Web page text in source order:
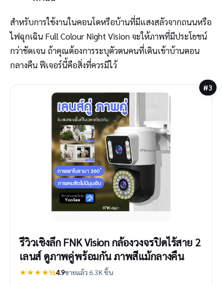
สำหรับการใช้งานในคอนโดหรือบ้านที่มีแสงสลัวจากถนนหรือ
ไฟฉุกเฉิน Full Colour Night Vision จะให้ภาพที่มีประโยชน์
กว่าชัดเจน ถ้าคุณต้องการระบุตัวตนคนที่เดินเข้าบ้านตอน
กลางคืน ฟีเจอร์นี้คือสิ่งที่ควรมีไว้
#3
รีวิวเชิงลึก FNK Vision กล้องวงจรปิดไร้สาย 2
เลนส์ ดูภาพคู่พร้อมกัน ภาพสีแม้กลางคืน
★★★★½4.9ขายแล้ว 6.3K ชิ้น